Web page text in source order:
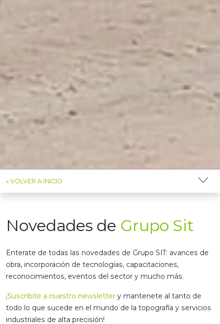
« VOLVER A INICIO
Novedades de Grupo Sit
Enterate de todas las novedades de Grupo SIT: avances de
obra, incorporación de tecnologías, capacitaciones,
reconocimientos, eventos del sector y mucho más.
¡Suscribite a nuestro newsletter y mantenete al tanto de
todo lo que sucede en el mundo de la topografía y servicios
industriales de alta precisión!